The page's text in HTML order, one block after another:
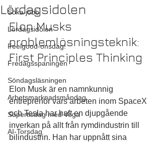
Söka jobb
Lördagsidolen
Feelgood-onsdag!
Fredagsspaningen
Söndagsläsningen
Arbetsmarknadsmåndag
Supertisdag med Vega
AI-Torsdag
Lördagsidolen
Elon Musks
problemlösningsteknik:
First Principles Thinking
Elon Musk är en namnkunnig
entreprenör vars arbeten inom SpaceX
och Tesla har haft en djupgående
inverkan på allt från rymdindustrin till
bilindustrin. Han har uppnått sina